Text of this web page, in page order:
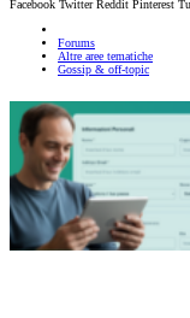
Facebook Twitter Reddit Pinterest
Forums
Altre aree tematiche
Gossip & off-topic